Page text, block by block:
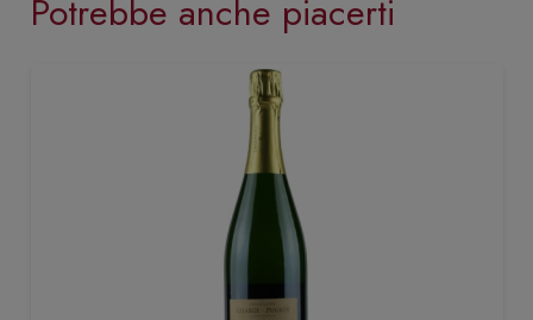
Potrebbe anche piacerti